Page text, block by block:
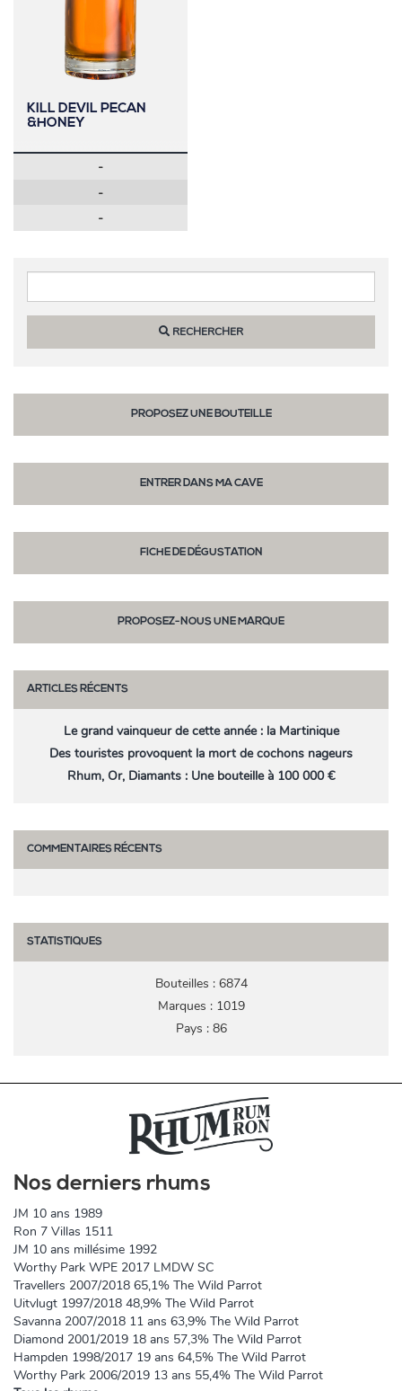
KILL DEVIL PECAN
&HONEY
-
-
-
Widgets
RECHERCHER
PROPOSEZ UNE BOUTEILLE
ENTRER DANS MA CAVE
FICHE DE DÉGUSTATION
PROPOSEZ-NOUS UNE MARQUE
ARTICLES RÉCENTS
Le grand vainqueur de cette année : la Martinique
Des touristes provoquent la mort de cochons nageurs
Rhum, Or, Diamants : Une bouteille à 100 000 €
COMMENTAIRES RÉCENTS
STATISTIQUES
Bouteilles : 6874
Marques : 1019
Pays : 86
Nos derniers rhums
JM 10 ans 1989
Ron 7 Villas 1511
JM 10 ans millésime 1992
Worthy Park WPE 2017 LMDW SC
Travellers 2007/2018 65,1% The Wild Parrot
Uitvlugt 1997/2018 48,9% The Wild Parrot
Savanna 2007/2018 11 ans 63,9% The Wild Parrot
Diamond 2001/2019 18 ans 57,3% The Wild Parrot
Hampden 1998/2017 19 ans 64,5% The Wild Parrot
Worthy Park 2006/2019 13 ans 55,4% The Wild Parrot